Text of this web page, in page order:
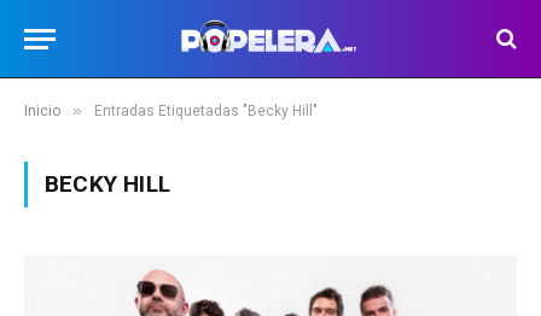
Inicio » Entradas Etiquetadas "Becky Hill"
BECKY HILL